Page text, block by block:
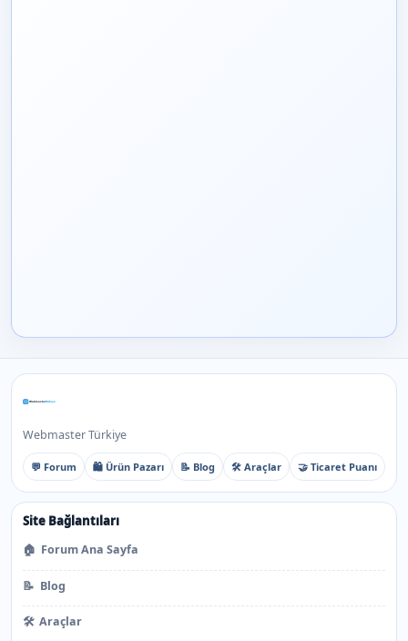
Webmaster Türkiye
💬 Forum 🛍️ Ürün Pazarı 📝 Blog 🛠️ Araçlar 🤝 Ticaret Puanı
Site Bağlantıları
🏠 Forum Ana Sayfa
📝 Blog
🛠️ Araçlar